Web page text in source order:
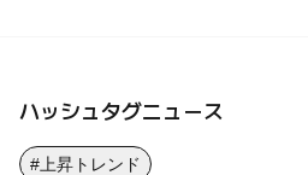
ハッシュタグニュース
#上昇トレンド